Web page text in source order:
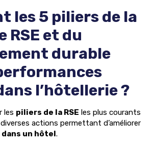
les5 piliers de la
RSE et du
durable
l’hôtellerie ?
les piliers de la RSE les plus courants
actions permettant d’améliorer
un hôtel.